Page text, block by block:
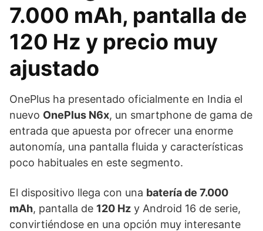
7.000 mAh, pantalla de
120 Hz y precio muy
ajustado
OnePlus ha presentado oficialmente en India el
nuevo OnePlus N6x, un smartphone de gama de
entrada que apuesta por ofrecer una enorme
autonomía, una pantalla fluida y características
poco habituales en este segmento.
El dispositivo llega con una batería de 7.000
mAh, pantalla de 120 Hz y Android 16 de serie,
convirtiéndose en una opción muy interesante